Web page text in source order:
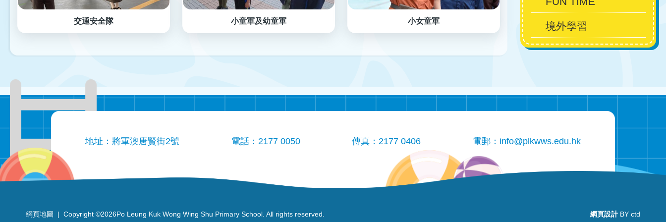
交通安全隊 小童軍及幼童軍 小女童軍 境外學習
地址：將軍澳唐賢街2號 電話：2177 0050 傳真：2177 0406 電郵： info@plkwws.edu.hk
網頁地圖 | Copyright ©2026Po Leung Kuk Wong Wing Shu Primary School. All rights reserved. 網頁設計 BY ctd